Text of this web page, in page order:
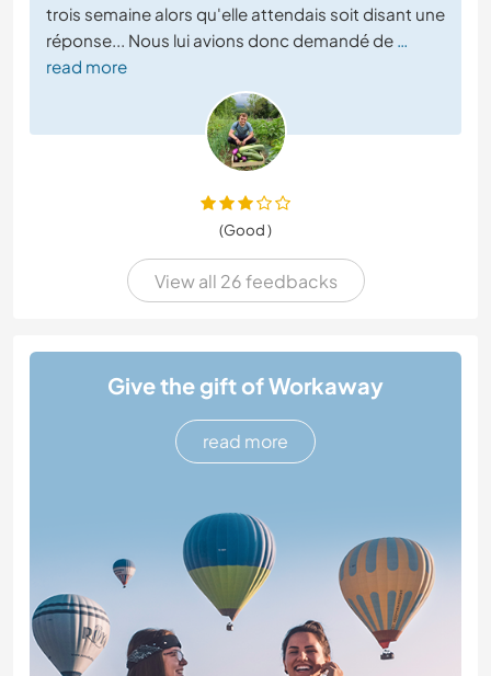
trois semaine alors qu'elle attendais soit disant une
réponse... Nous lui avions donc demandé de …
read more
(Good )
View all 26 feedbacks
Give the gift of Workaway
read more